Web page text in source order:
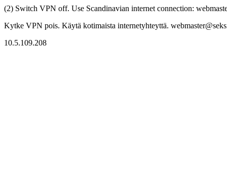
(2) Switch VPN off. Use Scandinavian internet connection:
Kytke VPN pois. Käytä kotimaista internetyhteyttä.
10.5.109.208